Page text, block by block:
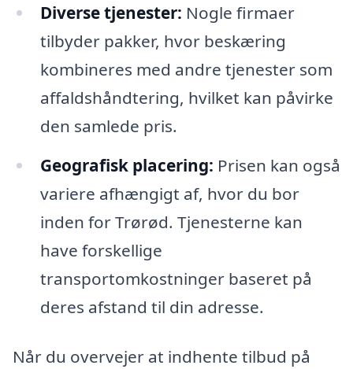
Diverse tjenester: Nogle firmaer
tilbyder pakker, hvor beskæring
kombineres med andre tjenester som
affaldshåndtering, hvilket kan påvirke
den samlede pris.
Geografisk placering: Prisen kan også
variere afhængigt af, hvor du bor
inden for Trørød. Tjenesterne kan
have forskellige
transportomkostninger baseret på
deres afstand til din adresse.
Når du overvejer at indhente tilbud på